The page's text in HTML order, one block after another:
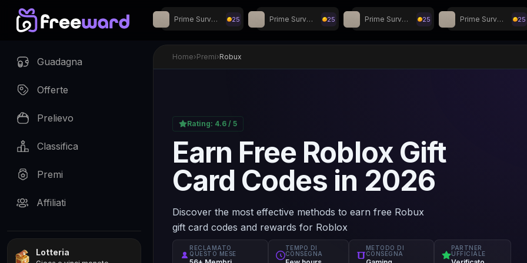
Prime Surveys 25 Prime Surveys 25 Prime Surveys 25 Prime Surveys 25
Guadagna
Offerte
Prelievo
Classifica
Premi
Affiliati
Lotteria
Home›Premi›Robux
Rating: 4.6 / 5
Earn Free Roblox Gift
Card Codes in 2026
Discover the most effective methods to earn free Robux
gift card codes and rewards for Roblox
RECLAMATO
QUESTO MESE
TEMPO DI
CONSEGNA
METODO DI
CONSEGNA
PARTNER
UFFICIALE